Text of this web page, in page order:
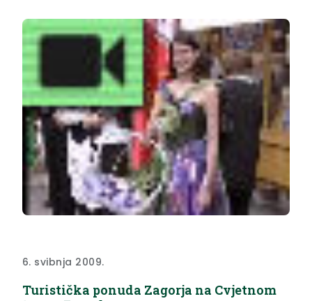
6. svibnja 2009.
Turistička ponuda Zagorja na Cvjetnom